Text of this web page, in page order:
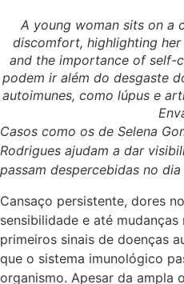
A young woman sits on a
discomfort, highlighting
and the importance of self-
podem ir além do desgaste
autoimunes, como lúpus e
Casos como os de Selena
Rodrigues ajudam a dar
passam despercebidas no dia
Cansaço persistente, dores
sensibilidade e até
primeiros sinais de doenças
que o sistema imunológico
organismo. Apesar da ampla